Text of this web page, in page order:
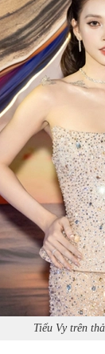
Tiểu Vy trên